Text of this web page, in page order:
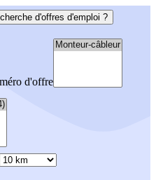
d'offres d'emploi ?
d'offre